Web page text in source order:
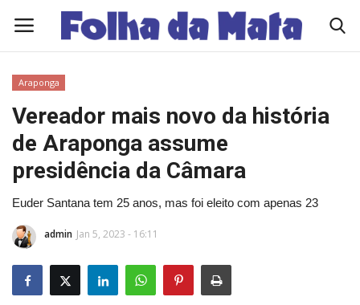
Quem Somos
Como Anunciar
Eleições 2026
Edições Diárias - NOTÍCIAS DO DIA
Araponga
Vereador mais novo da história
de Araponga assume
presidência da Câmara
Euder Santana tem 25 anos, mas foi eleito com apenas 23
admin Jan 5, 2023 - 16:11